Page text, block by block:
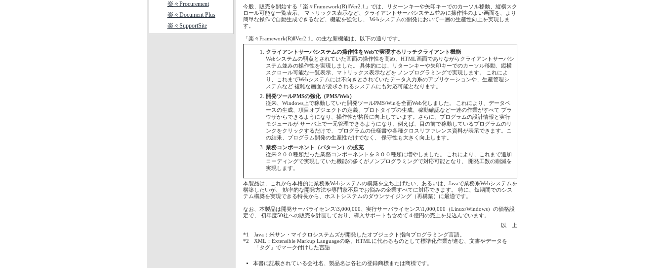
楽々Procurement
楽々Document Plus
楽々SupportSite
今般、販売を開始する「楽々Framework(R)ⅡVer2.1」では、リターンキーや矢印キーでのカーソル移動、縦横スク
ロール可能な一覧表示、 マトリックス表示など、クライアントサーバシステム並みに操作性のよい画面を、より
簡単な操作で自動生成できるなど、機能を強化し、 Webシステムの開発において一層の生産性向上を実現しま
す。
「楽々Framework(R)ⅡVer2.1」の主な新機能は、以下の通りです。
クライアントサーバシステムの操作性をWebで実現するリッチクライアント機能
Webシステムの弱点とされていた画面の操作性を高め、HTML画面でありながらクライアントサーバシ
ステム並みの操作性を実現しました。 具体的には、リターンキーや矢印キーでのカーソル移動、縦横
スクロール可能な一覧表示、マトリックス表示などを ノンプログラミングで実現します。 これによ
り、これまでWebシステムには不向きとされていたデータ入力系のアプリケーションや、生産管理シ
ステムなど 複雑な画面が要求されるシステムにも対応可能となります。
開発ツールPMSの強化（PMS/Web）
従来、Windows上で稼動していた開発ツールPMS/Winを全面Web化しました。 これにより、データベ
ースの生成、項目オブジェクトの定義、プロトタイプの生成、稼動確認など一連の作業がすべて ブラ
ウザからできるようになり、操作性が格段に向上しています。さらに、プログラムの設計情報と実行
モジュールが サーバ上で一元管理できるようになり、例えば、目の前で稼動しているプログラムのリ
ンクをクリックするだけで、 プログラムの仕様書や各種クロスリファレンス資料が表示できます。こ
の結果、プログラム開発の生産性だけでなく、 保守性も大きく向上します。
業務コンポーネント（パターン）の拡充
従来２００種類だった業務コンポーネントを３００種類に増やしました。 これにより、これまで追加
コーディングで実現していた機能の多くがノンプログラミングで対応可能となり、 開発工数の削減を
実現します。
本製品は、これから本格的に業務系Webシステムの構築を立ち上げたい、あるいは、Javaで業務系Webシステムを
構築したいが、 効率的な開発方法や専門家不足でお悩みの企業すべてに対応できます。 特に、短期間でのシス
テム構築を実現できる特長から、ホストシステムのダウンサイジング（再構築）に最適です。
なお、本製品は開発サーバライセンス\3,000,000、実行サーバライセンス\1,000,000（Linux/Windows）の価格設
定で、 初年度50社への販売を計画しており、導入サポートも含めて４億円の売上を見込んでいます。
以 上
*1
Java：米サン・マイクロシステムズが開発したオブジェクト指向プログラミング言語。
*2
XML：Extensible Markup Languageの略。HTMLに代わるものとして標準化作業が進む、文書やデータを
「タグ」でマーク付けした言語
本書に記載されている会社名、製品名は各社の登録商標または商標です。